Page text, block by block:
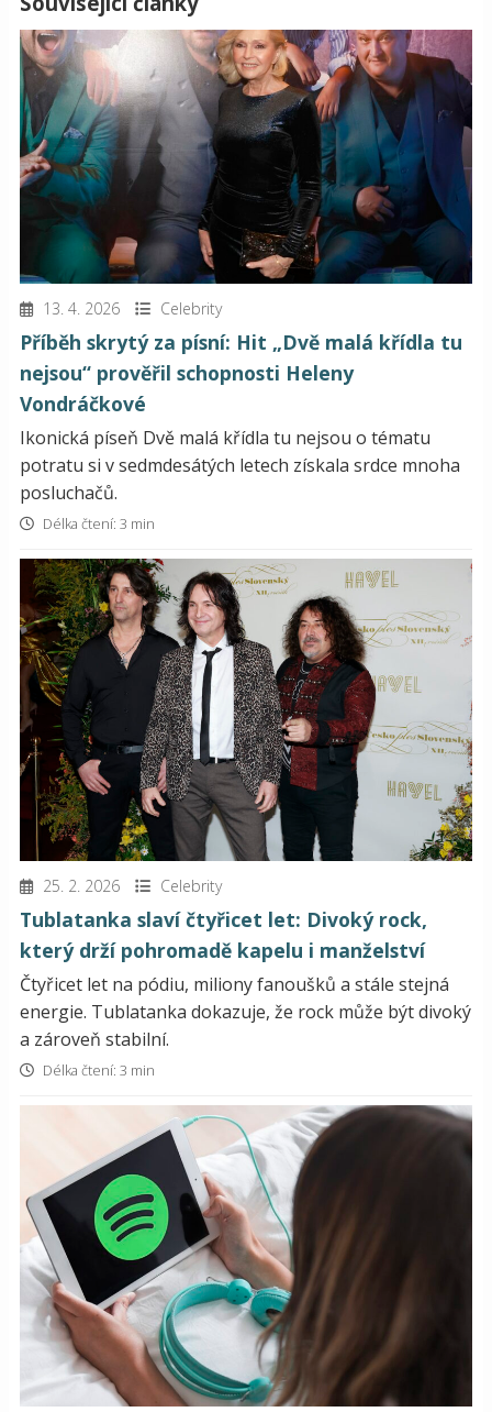
13. 4. 2026 Celebrity
Příběh skrytý za písní: Hit „Dvě malá křídla tu
nejsou“ prověřil schopnosti Heleny
Vondráčkové
Ikonická píseň Dvě malá křídla tu nejsou o tématu
potratu si v sedmdesátých letech získala srdce mnoha
posluchačů.
Délka čtení: 3 min
25. 2. 2026 Celebrity
Tublatanka slaví čtyřicet let: Divoký rock,
který drží pohromadě kapelu i manželství
Čtyřicet let na pódiu, miliony fanoušků a stále stejná
energie. Tublatanka dokazuje, že rock může být divoký
a zároveň stabilní.
Délka čtení: 3 min